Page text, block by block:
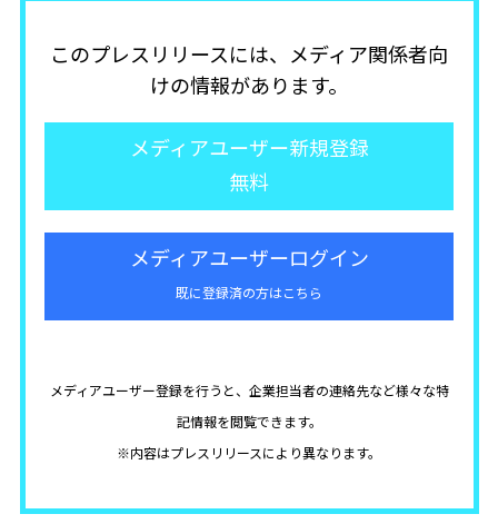
このプレスリリースには、メディア関係者向
けの情報があります。
メディアユーザー新規登録
無料
メディアユーザーログイン
既に登録済の方はこちら
メディアユーザー登録を行うと、企業担当者の連絡先など様々な特
記情報を閲覧できます。
※内容はプレスリリースにより異なります。